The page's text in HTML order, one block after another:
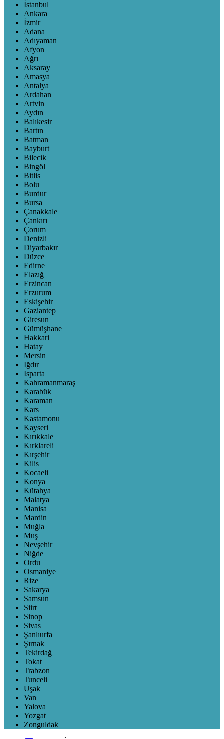
İstanbul
Ankara
İzmir
Adana
Adıyaman
Afyon
Ağrı
Aksaray
Amasya
Antalya
Ardahan
Artvin
Aydın
Balıkesir
Bartın
Batman
Bayburt
Bilecik
Bingöl
Bitlis
Bolu
Burdur
Bursa
Çanakkale
Çankırı
Çorum
Denizli
Diyarbakır
Düzce
Edirne
Elazığ
Erzincan
Erzurum
Eskişehir
Gaziantep
Giresun
Gümüşhane
Hakkari
Hatay
Mersin
Iğdır
Isparta
Kahramanmaraş
Karabük
Karaman
Kars
Kastamonu
Kayseri
Kırıkkale
Kırklareli
Kırşehir
Kilis
Kocaeli
Konya
Kütahya
Malatya
Manisa
Mardin
Muğla
Muş
Nevşehir
Niğde
Ordu
Osmaniye
Rize
Sakarya
Samsun
Siirt
Sinop
Sivas
Şanlıurfa
Şırnak
Tekirdağ
Tokat
Trabzon
Tunceli
Uşak
Van
Yalova
Yozgat
Zonguldak